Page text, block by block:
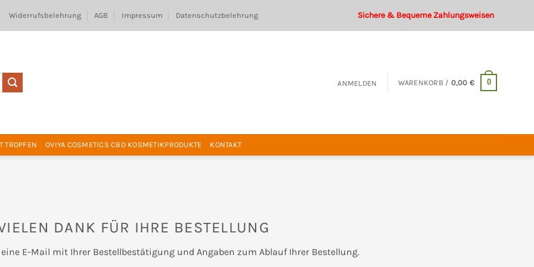
Widerrufsbelehrung AGB Impressum Datenschutzbelehrung Sichere & Bequeme Zahlungsweisen
ANMELDEN WARENKORB / 0,00 € 0
TROPFEN OVIYA COSMETICS CBD KOSMETIKPRODUKTE KONTAKT
DANK FÜR IHRE BESTELLUNG
E-Mail mit Ihrer Bestellbestätigung und Angaben zum Ablauf Ihrer Bestellung.